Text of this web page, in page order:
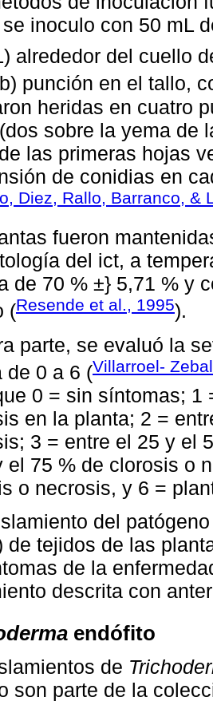
inoculo con 50 mL
alrededor del cuello
punción en el tallo,
heridas en cuatro
sobre la yema de
las primeras hojas
de conidias en
Diez, Rallo, Barranco, &
fueron
del ict, a
de 70 % ±} 5,71 % y
(Resende et al., 1995).
parte, se evaluó la
de 0 a 6 (Villarroel-
0 = sin síntomas; 1
en la planta; 2 =
3 = entre el 25 y el
el 75 % de clorosis o
o necrosis, y 6 =
del
de tejidos de las
de la
descrita con
endófito
de
son parte de la